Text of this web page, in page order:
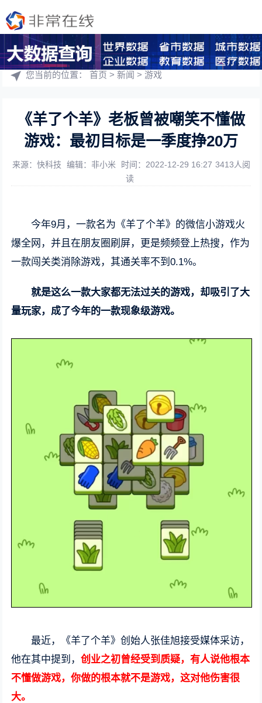
您当前的位置：首页 >新闻 > 游戏
《羊了个羊》老板曾被嘲笑不懂做
游戏：最初目标是一季度挣20万
来源：快科技 编辑：非小米 时间：2022-12-29 16:27 3413人阅
读
今年9月，一款名为《羊了个羊》的微信小游戏火
爆全网，并且在朋友圈刷屏，更是频频登上热搜，作为
一款闯关类消除游戏，其通关率不到0.1%。
就是这么一款大家都无法过关的游戏，却吸引了大
量玩家，成了今年的一款现象级游戏。
最近，《羊了个羊》创始人张佳旭接受媒体采访，
他在其中提到，创业之初曾经受到质疑，有人说他根本
不懂做游戏，你做的根本就不是游戏，这对他伤害很
大。